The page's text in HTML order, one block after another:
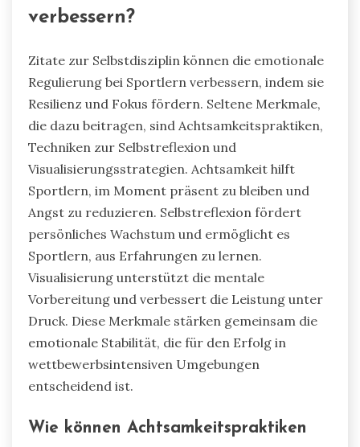
verbessern?
Zitate zur Selbstdisziplin können die emotionale
Regulierung bei Sportlern verbessern, indem sie
Resilienz und Fokus fördern. Seltene Merkmale,
die dazu beitragen, sind Achtsamkeitspraktiken,
Techniken zur Selbstreflexion und
Visualisierungsstrategien. Achtsamkeit hilft
Sportlern, im Moment präsent zu bleiben und
Angst zu reduzieren. Selbstreflexion fördert
persönliches Wachstum und ermöglicht es
Sportlern, aus Erfahrungen zu lernen.
Visualisierung unterstützt die mentale
Vorbereitung und verbessert die Leistung unter
Druck. Diese Merkmale stärken gemeinsam die
emotionale Stabilität, die für den Erfolg in
wettbewerbsintensiven Umgebungen
entscheidend ist.
Wie können Achtsamkeitspraktiken